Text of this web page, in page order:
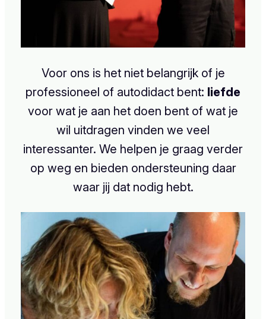
Voor ons is het niet belangrijk of je
professioneel of autodidact bent: liefde
voor wat je aan het doen bent of wat je
wil uitdragen vinden we veel
interessanter. We helpen je graag verder
op weg en bieden ondersteuning daar
waar jij dat nodig hebt.